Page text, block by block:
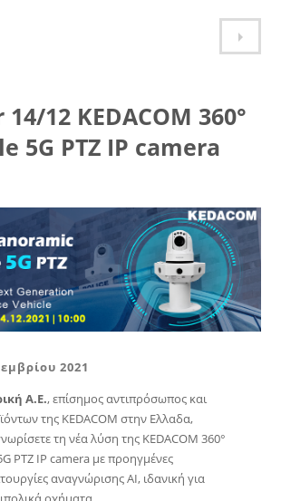
12 KEDACOM 360°
5G PTZ IP camera
2021
Α.Ε., επίσημος αντιπρόσωπος και
της KEDACOM στην Ελλαδα,
τη νέα λύση της KEDACOM 360°
PTZ IP camera με προηγμένες
αναγνώρισης AI, ιδανική για